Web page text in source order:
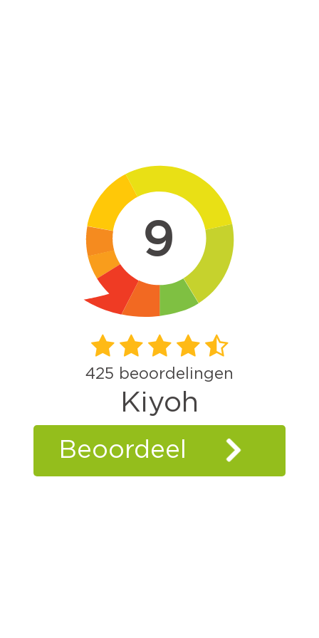
9
425 beoordelingen
Kiyoh
Beoordeel